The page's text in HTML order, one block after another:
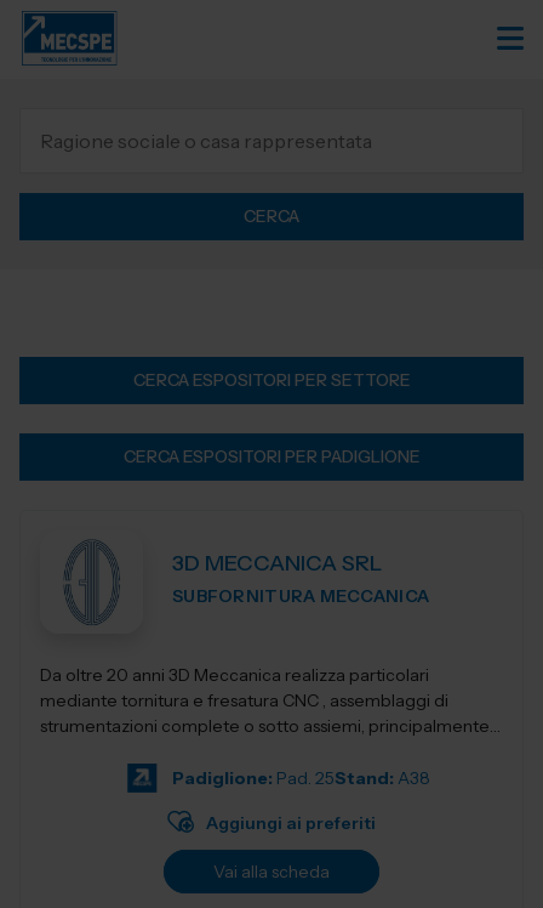
CERCA
CERCA ESPOSITORI PER SETTORE
CERCA ESPOSITORI PER PADIGLIONE
3D MECCANICA SRL
SUBFORNITURA MECCANICA
Da oltre 20 anni 3D Meccanica realizza particolari
mediante tornitura e fresatura CNC , assemblaggi di
strumentazioni complete o sotto assiemi, principalmente
Padiglione: Pad. 25Stand: A38
Aggiungi ai preferiti
Vai alla scheda